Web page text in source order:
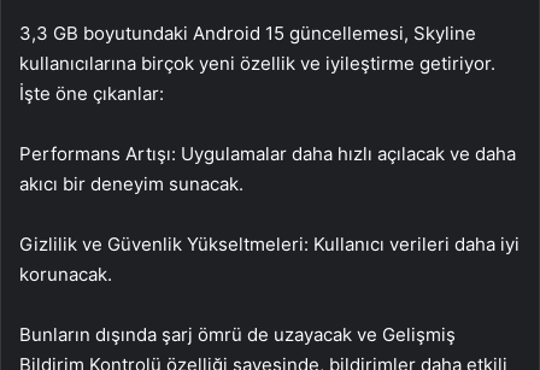
3,3 GB boyutundaki Android 15 güncellemesi, Skyline
kullanıcılarına birçok yeni özellik ve iyileştirme getiriyor.
İşte öne çıkanlar:
Performans Artışı: Uygulamalar daha hızlı açılacak ve daha
akıcı bir deneyim sunacak.
Gizlilik ve Güvenlik Yükseltmeleri: Kullanıcı verileri daha iyi
korunacak.
Bunların dışında şarj ömrü de uzayacak ve Gelişmiş
Bildirim Kontrolü özelliği sayesinde, bildirimler daha etkili